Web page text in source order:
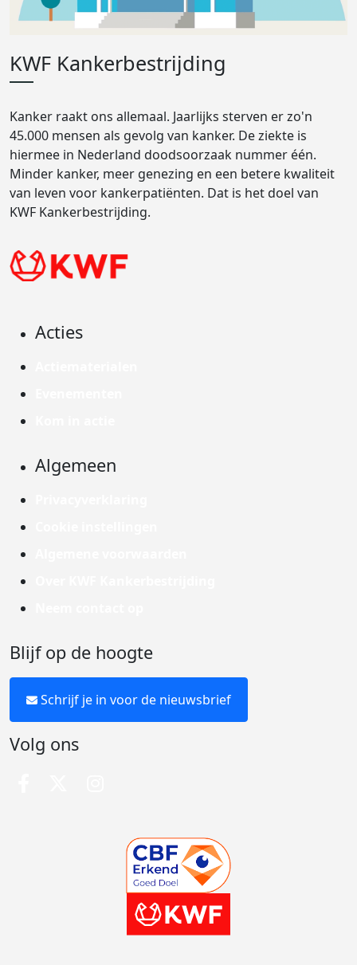
KWF Kankerbestrijding
Kanker raakt ons allemaal. Jaarlijks sterven er zo'n
45.000 mensen als gevolg van kanker. De ziekte is
hiermee in Nederland doodsoorzaak nummer één.
Minder kanker, meer genezing en een betere kwaliteit
van leven voor kankerpatiënten. Dat is het doel van
KWF Kankerbestrijding.
Acties
Algemeen
Blijf op de hoogte
Schrijf je in voor de nieuwsbrief
Volg ons